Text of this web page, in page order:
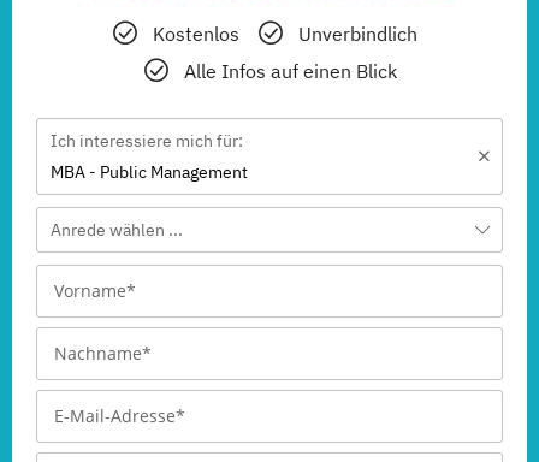
Kostenlos
Unverbindlich
Alle Infos auf einen Blick
Ich interessiere mich für:
MBA - Public Management
Anrede wählen ...